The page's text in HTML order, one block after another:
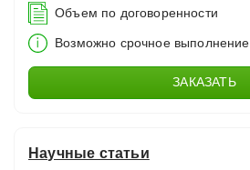
Объем по договоренности
Возможно срочное выполнение
ЗАКАЗАТЬ
Научные статьи